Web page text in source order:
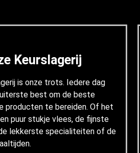
Keurslagerij
is onze trots. Iedere dag
best om de beste
producten te bereiden. Of het
puur stukje vlees, de fijnste
lekkerste specialiteiten of de